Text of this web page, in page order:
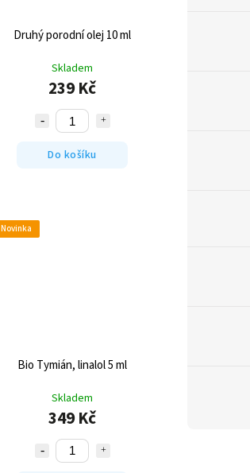
Druhý porodní olej 10 ml
Skladem
239 Kč
Do košíku
Novinka
Bio Tymián, linalol 5 ml
Skladem
349 Kč